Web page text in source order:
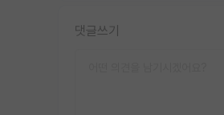
댓글쓰기